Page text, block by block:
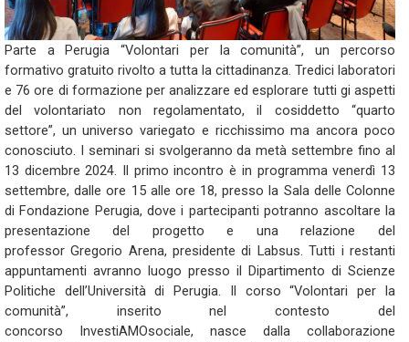
Parte a Perugia “Volontari per la comunità”, un percorso
formativo gratuito rivolto a tutta la cittadinanza. Tredici laboratori
e 76 ore di formazione per analizzare ed esplorare tutti gi aspetti
del volontariato non regolamentato, il cosiddetto “quarto
settore”, un universo variegato e ricchissimo ma ancora poco
conosciuto. I seminari si svolgeranno da metà settembre fino al
13 dicembre 2024. Il primo incontro è in programma venerdì 13
settembre, dalle ore 15 alle ore 18, presso la Sala delle Colonne
di Fondazione Perugia, dove i partecipanti potranno ascoltare la
presentazione del progetto e una relazione del
professor Gregorio Arena, presidente di Labsus. Tutti i restanti
appuntamenti avranno luogo presso il Dipartimento di Scienze
Politiche dell’Università di Perugia. Il corso “Volontari per la
comunità”, inserito nel contesto del
concorso InvestiAMOsociale, nasce dalla collaborazione